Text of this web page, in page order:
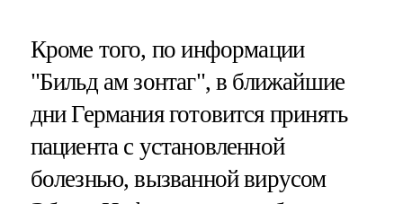
Кроме того, по информации
"Бильд ам зонтаг", в ближайшие
дни Германия готовится принять
пациента с установленной
болезнью, вызванной вирусом